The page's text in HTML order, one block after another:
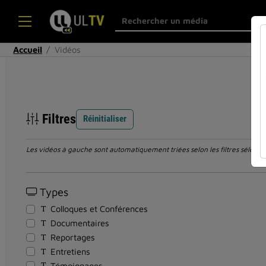
Accueil Vidéos
Filtres Réinitialiser
Les vidéos à gauche sont automatiquement triées selon les filtres
Types
Colloques et Conférences
Documentaires
Reportages
Entretiens